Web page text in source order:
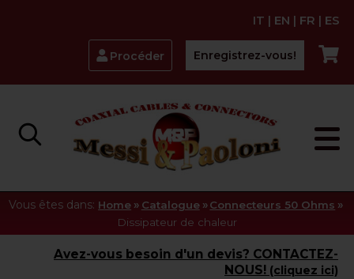
IT | EN | FR | ES
Procéder Enregistrez-vous!
Vous êtes dans: Home » Catalogue » Connecteurs 50 Ohms »
Dissipateur de chaleur
Avez-vous besoin d'un devis? CONTACTEZ-
NOUS! (cliquez ici)